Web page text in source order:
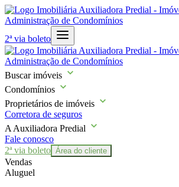
2ª via boleto
Buscar imóveis
Condomínios
Proprietários de imóveis
Corretora de seguros
A Auxiliadora Predial
Fale conosco
2ª via boleto Área do cliente
Vendas
Aluguel